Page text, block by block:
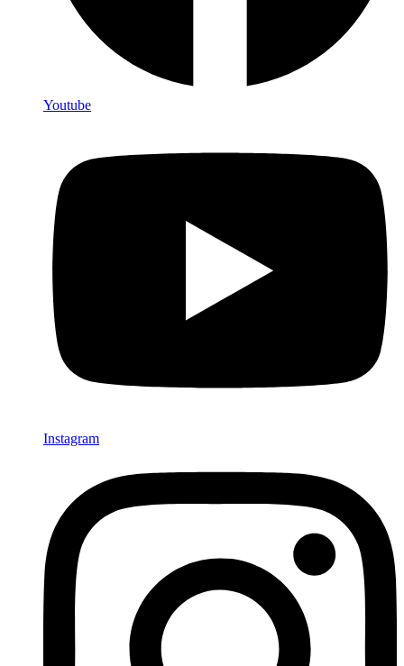
Youtube
Instagram